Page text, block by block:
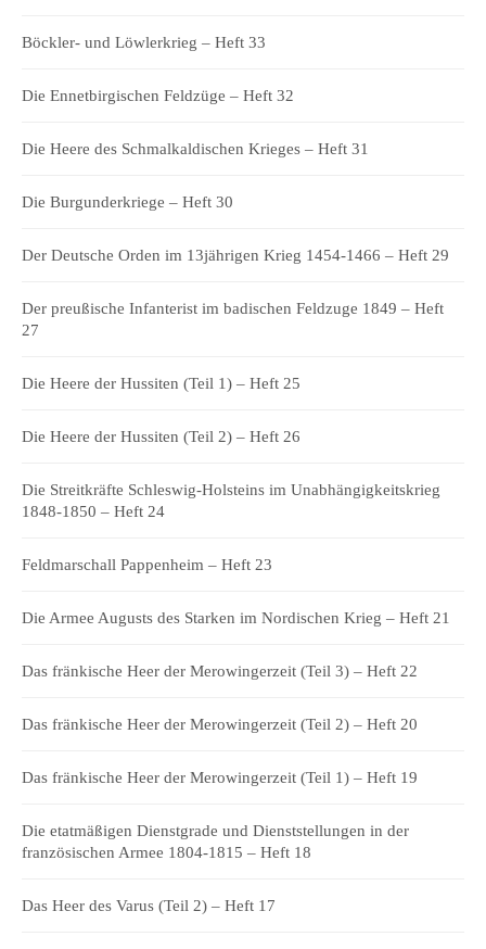
Böckler- und Löwlerkrieg – Heft 33
Die Ennetbirgischen Feldzüge – Heft 32
Die Heere des Schmalkaldischen Krieges – Heft 31
Die Burgunderkriege – Heft 30
Der Deutsche Orden im 13jährigen Krieg 1454-1466 – Heft 29
Der preußische Infanterist im badischen Feldzuge 1849 – Heft
27
Die Heere der Hussiten (Teil 1) – Heft 25
Die Heere der Hussiten (Teil 2) – Heft 26
Die Streitkräfte Schleswig-Holsteins im Unabhängigkeitskrieg
1848-1850 – Heft 24
Feldmarschall Pappenheim – Heft 23
Die Armee Augusts des Starken im Nordischen Krieg – Heft 21
Das fränkische Heer der Merowingerzeit (Teil 3) – Heft 22
Das fränkische Heer der Merowingerzeit (Teil 2) – Heft 20
Das fränkische Heer der Merowingerzeit (Teil 1) – Heft 19
Die etatmäßigen Dienstgrade und Dienststellungen in der
französischen Armee 1804-1815 – Heft 18
Das Heer des Varus (Teil 2) – Heft 17